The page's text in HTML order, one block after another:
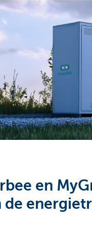
en
de